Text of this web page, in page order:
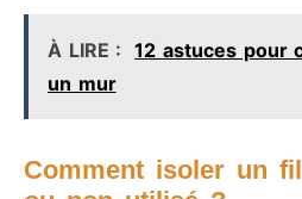
À LIRE :
12 astuces pour
un mur
Comment isoler un